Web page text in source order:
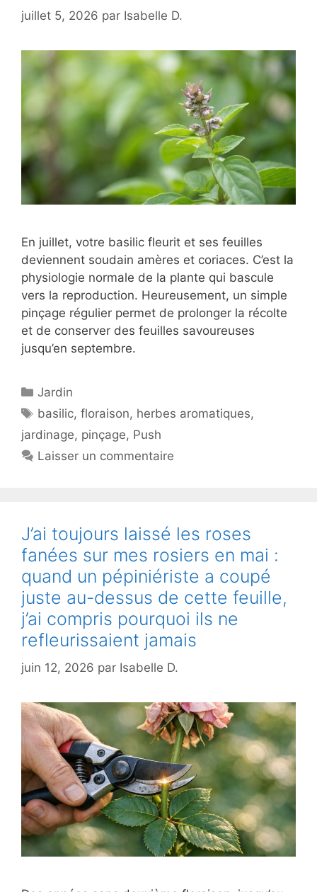
juillet 5, 2026 par Isabelle D.
En juillet, votre basilic fleurit et ses feuilles
deviennent soudain amères et coriaces. C’est la
physiologie normale de la plante qui bascule
vers la reproduction. Heureusement, un simple
pinçage régulier permet de prolonger la récolte
et de conserver des feuilles savoureuses
jusqu’en septembre.
Catégories
Jardin
Étiquettes
basilic,floraison, herbes aromatiques,
jardinage, pinçage, Push
Laisser un commentaire
J’ai toujours laissé les roses
fanées sur mes rosiers en mai :
quand un pépiniériste a coupé
juste au-dessus de cette feuille,
j’ai compris pourquoi ils ne
refleurissaient jamais
juin 12, 2026 par Isabelle D.